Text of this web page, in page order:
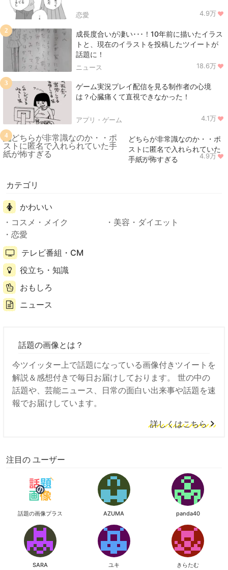
恋愛 4.9万
成長度合いが凄い･･･！10年前に描いたイラス
トと、現在のイラストを投稿したツイートが
話題に！
ニュース 18.6万
2
ゲーム実況プレイ配信を見る制作者の心境
は？心臓痛くて直視できなかった！
アプリ・ゲーム 4.1万
3
どちらが非常識なのか・・ポ
ストに匿名で入れられていた
手紙が怖すぎる
ニュース 4.9万
4
カテゴリ
かわいい
コスメ・メイク
美容・ダイエット
恋愛
テレビ番組・CM
役立ち・知識
おもしろ
ニュース
話題の画像とは？
今ツイッター上で話題になっている画像付きツイートを
解説＆感想付きで毎日お届けしております。 世の中の
話題や、芸能ニュース、日常の面白い出来事や話題を速
報でお届けしています。
詳しくはこちら
注目の ユーザー
話題の画像プラス AZUMA panda40
SARA ユキ きらたむ